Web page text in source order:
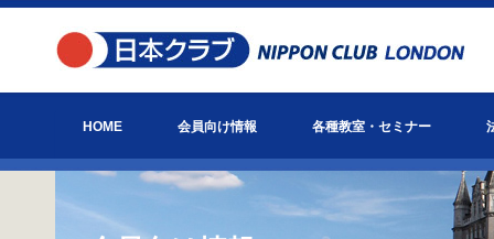
HOME 会員向け情報
お知らせ
日本クラブ主催イベント情報
会報「びっぐべん」
英国ヘルスケア通信
お役立ち情報
日本クラブとは？
アクセス
各種教室・セミナー
英語教室
ゴルフアカデミー
会員主催教室・セミナー